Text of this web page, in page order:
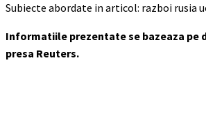
Subiecte abordate in articol: razboi rusia
Informatiile prezentate se bazeaza pe
presa Reuters.